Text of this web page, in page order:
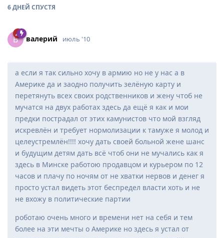
6 ДНЕЙ СПУСТЯ
В вaлepий июль '10
а если я так сильно хочу в армию но не у нас а в
Америке да и заодно получить зелёную карту и
перетянуть всех своих родственников и жену чтоб не
мучатся на двух работах здесь да ещё я как и мои
предки пострадал от этих камунистов что мой взгляд
искревлён и требует нормолизации к тамуже я молод и
целеустремлён!!!! хочу дать своей больной жене шанс
и будущим детям дать всё чтоб они не мучались как я
здесь в Минске работою продавцом и курьером по 12
часов и плачу по ночям от не хватки нервов и денег я
просто устал видеть этот беспредел власти хоть и не
не вхожу в политические партии
роботаю очень много и времени нет на себя и тем
более на эти мечты о Америке но здесь я устал от